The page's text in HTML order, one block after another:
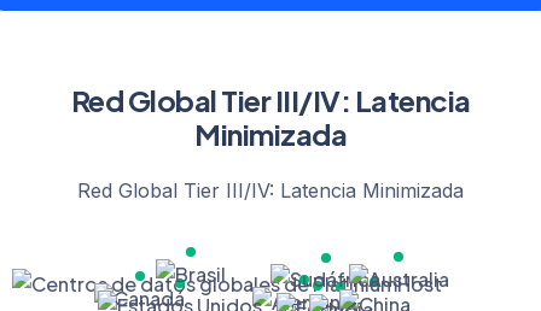
Red Global Tier III/IV: Latencia
Minimizada
Red Global Tier III/IV: Latencia Minimizada